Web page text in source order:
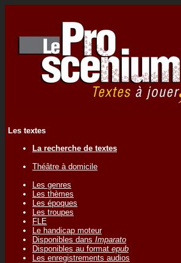
Les textes
La recherche de textes
Théâtre à domicile
Les genres
Les thèmes
Les époques
Les troupes
FLE
Le handicap moteur
Disponibles dans Imparato
Disponibles au format epub
Les enregistrements audios